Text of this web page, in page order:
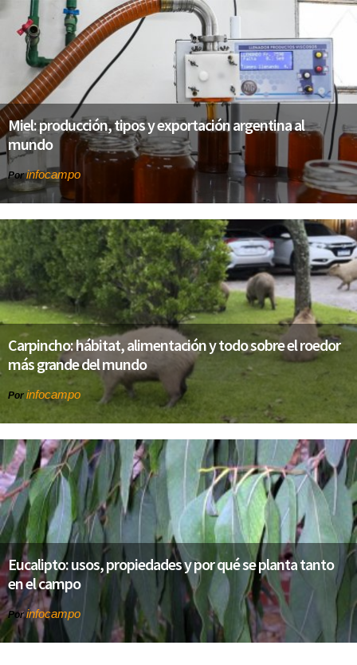
Miel: producción, tipos y exportación argentina al
mundo
Porinfocampo
Carpincho: hábitat, alimentación y todo sobre el roedor
más grande del mundo
Por infocampo
Eucalipto: usos, propiedades y por qué se planta tanto
en el campo
Porinfocampo